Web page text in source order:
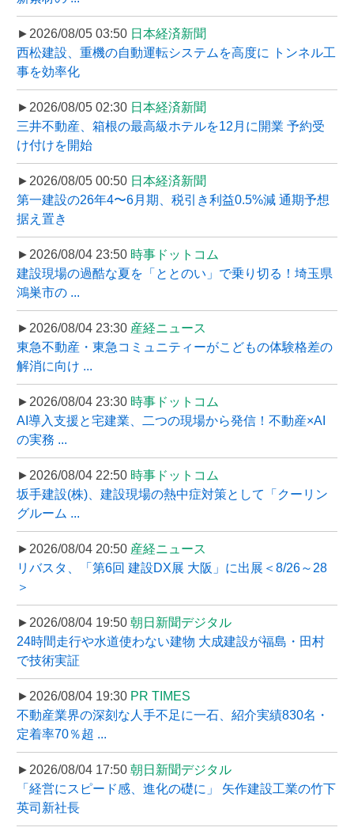
►2026/08/05 03:50 日本経済新聞
西松建設、重機の自動運転システムを高度に トンネル工
事を効率化
►2026/08/05 02:30 日本経済新聞
三井不動産、箱根の最高級ホテルを12月に開業 予約受
け付けを開始
►2026/08/05 00:50 日本経済新聞
第一建設の26年4〜6月期、税引き利益0.5%減 通期予想
据え置き
►2026/08/04 23:50 時事ドットコム
建設現場の過酷な夏を「ととのい」で乗り切る！埼玉県
鴻巣市の ...
►2026/08/04 23:30 産経ニュース
東急不動産・東急コミュニティーがこどもの体験格差の
解消に向け ...
►2026/08/04 23:30 時事ドットコム
AI導入支援と宅建業、二つの現場から発信！不動産×AI
の実務 ...
►2026/08/04 22:50 時事ドットコム
坂手建設(株)、建設現場の熱中症対策として「クーリン
グルーム ...
►2026/08/04 20:50 産経ニュース
リバスタ、「第6回 建設DX展 大阪」に出展＜8/26～28
＞
►2026/08/04 19:50 朝日新聞デジタル
24時間走行や水道使わない建物 大成建設が福島・田村
で技術実証
►2026/08/04 19:30 PR TIMES
不動産業界の深刻な人手不足に一石、紹介実績830名・
定着率70％超 ...
►2026/08/04 17:50 朝日新聞デジタル
「経営にスピード感、進化の礎に」 矢作建設工業の竹下
英司新社長